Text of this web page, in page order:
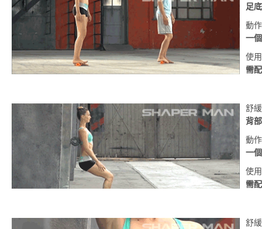
足底
動
一
使
需
舒
背
動
一
使
需
舒